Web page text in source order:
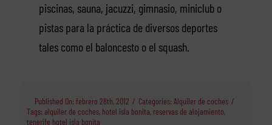
piscinas, sauna, jacuzzi, gimnasio, miniclub o
pistas para la práctica de diversos deportes
tales como el baloncesto o el squash.
Published On: febrero 28th, 2012 / Categories: Alquiler de coches /
Tags: alquiler de coches, hotel isla bonita, reservas de alojamiento,
tenerife hotel isla bonita